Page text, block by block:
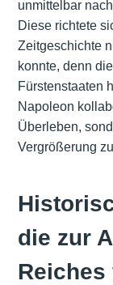
unmittelbar
Diese richtete
Zeitgeschichte
konnte, denn
Fürstenstaaten
Napoleon
Überleben,
Vergrößerung
die zur
Reiches